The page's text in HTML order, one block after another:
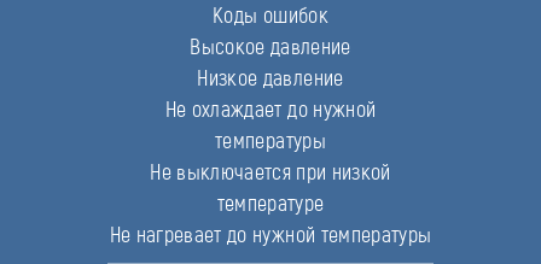
Коды ошибок
Высокое давление
Низкое давление
Не охлаждает до нужной
температуры
Не выключается при низкой
температуре
Не нагревает до нужной температуры